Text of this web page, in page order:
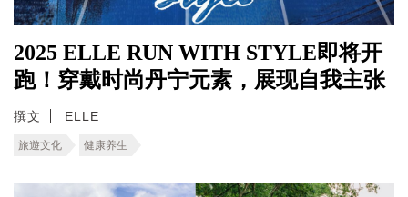
2025 ELLE RUN WITH STYLE即将开
跑！穿戴时尚丹宁元素，展现自我主张
撰文 ELLE
旅遊文化 健康养生